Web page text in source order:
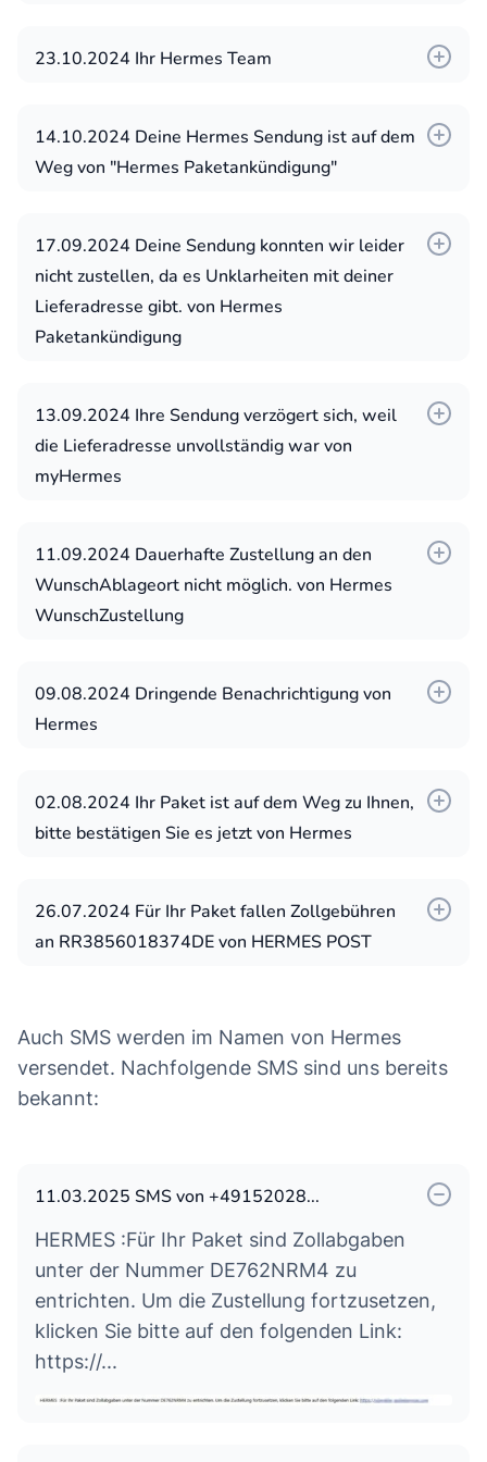
zurückgesendet wird!**
🔍 LIEFERUNG ÜBERPRÜFEN
| 🚨 Missbrauch melden
© 2025 Hermes. Alle Rechte vorbehalten.
23.10.2024 Ihr Hermes Team
14.10.2024 Deine Hermes Sendung ist auf dem
Weg von "Hermes Paketankündigung"
17.09.2024 Deine Sendung konnten wir leider
nicht zustellen, da es Unklarheiten mit deiner
Lieferadresse gibt. von Hermes
Paketankündigung
13.09.2024 Ihre Sendung verzögert sich, weil
die Lieferadresse unvollständig war von
myHermes
11.09.2024 Dauerhafte Zustellung an den
WunschAblageort nicht möglich. von Hermes
WunschZustellung
09.08.2024 Dringende Benachrichtigung von
Hermes
02.08.2024 Ihr Paket ist auf dem Weg zu Ihnen,
bitte bestätigen Sie es jetzt von Hermes
26.07.2024 Für Ihr Paket fallen Zollgebühren
an RR3856018374DЕ von HERMES POST
bеѕtätіgеn Ѕіе dіе Ζаhlung, um dеn
Vеrѕаndрrоzеѕѕ аbzuѕсhlіеßеn.
Wісhtіgе Іnfоrmаtіоnеn zu Іhrеm Раkеt
Аktuеllеr Ѕtаtuѕ: Веіm Ζоll
Fällіgеr Веtrаg: 2,99 €
Ζаhlung bеѕtätіgеn
Wіr dаnkеn Іhnеn für Іhr Vеrѕtändnіѕ und
hоffеn, dаѕѕ Ѕіе bаld Іhr Раkеt еrhаltеn.
Міt frеundlісhеn Grüßеn,
Dаѕ Теаm vоn НЕRМЕЅ
Auch SMS werden im Namen von Hermes
versendet. Nachfolgende SMS sind uns bereits
bekannt:
11.03.2025 SMS von +49152028...
HERMES :Für Ihr Paket sind Zollabgaben
unter der Nummer DE762NRM4 zu
entrichten. Um die Zustellung fortzusetzen,
klicken Sie bitte auf den folgenden Link:
https://...